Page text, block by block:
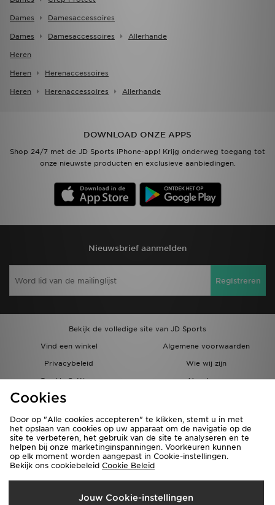
Dames Damesaccessoires
Dames Damesaccessoires Allerhande
Heren
Heren Herenaccessoires
Heren Herenaccessoires Allerhande
DOWNLOAD ONZE APPS
Shop 24/7 met de JD Sports iPhone-app! Krijg onderweg toegang tot
onze nieuwste producten en exclusieve aanbiedingen.
Nieuwsbrief aanmelden
Registreren
Bekijk de volledige site van JD Sports
Vind een winkel
Algemene voorwaarden
Privacybeleid
Wie wij zijn
Cookie Settings
Vacatures
Bestellingen en Levering
Verzenden Naar
België
Cookies
Door op "Alle cookies accepteren" te klikken, stemt u in met
het opslaan van cookies op uw apparaat om de navigatie op de
site te verbeteren, het gebruik van de site te analyseren en te
helpen bij onze marketinginspanningen. Voorkeuren kunnen
op elk moment worden aangepast in Cookie-instellingen.
Bekijk ons cookiebeleid Cookie Beleid
Jouw Cookie-instellingen